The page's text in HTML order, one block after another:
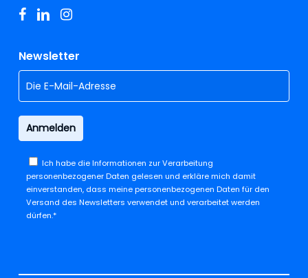
facebook
linkedininstagram
Newsletter
Ich habe dieInformationen zur Verarbeitung
personenbezogener Daten gelesen und erkläre mich damit
einverstanden, dass meine personenbezogenen Daten für den
Versand des Newsletters verwendet und verarbeitet werden
dürfen.*